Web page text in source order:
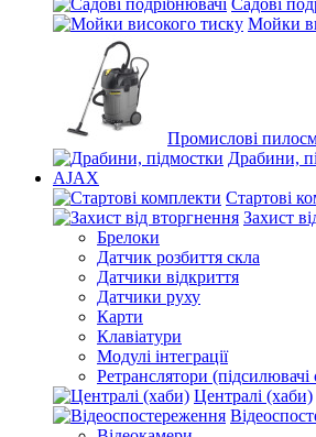
Садові
Мойки
Промислові
Драбини,
AJAX
Стартові
Захист
Брелоки
Датчик розбиття скла
Датчики відкриття
Датчики руху
Карти
Клавіатури
Модулі інтеграції
Ретранслятори (підсилювачі
Централі (хаби)